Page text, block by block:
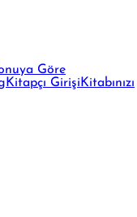
Göre
Kitapçı Girişi Kitabınızı